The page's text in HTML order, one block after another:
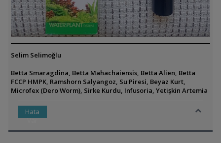
Selim Selimoğlu
Betta Smaragdina, Betta Mahachaiensis, Betta Alien, Betta
FCCP HMPK, Ramshorn Salyangoz, Su Piresi, Beyaz Kurt,
Microfex (Dero Worm), Sirke Kurdu, Infusoria, Yetişkin Artemia
Hata
Var